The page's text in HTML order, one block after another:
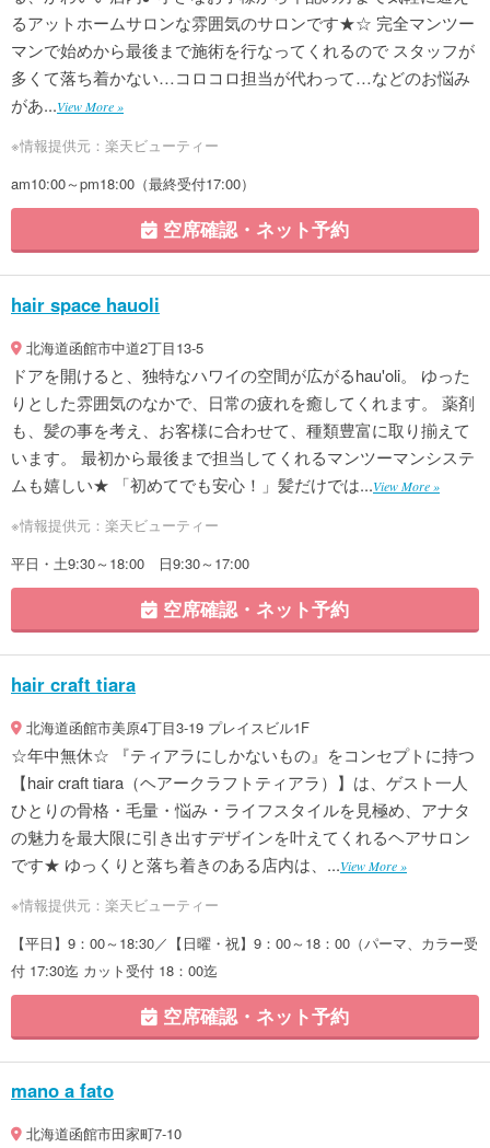
るアットホームサロンな雰囲気のサロンです★☆ 完全マンツー
マンで始めから最後まで施術を行なってくれるので スタッフが
多くて落ち着かない…コロコロ担当が代わって…などのお悩み
があ...View More »
※情報提供元：楽天ビューティー
am10:00～pm18:00（最終受付17:00）
空席確認・ネット予約
hair space hauoli
北海道函館市中道2丁目13-5
ドアを開けると、独特なハワイの空間が広がるhau'oli。 ゆった
りとした雰囲気のなかで、日常の疲れを癒してくれます。 薬剤
も、髪の事を考え、お客様に合わせて、種類豊富に取り揃えて
います。 最初から最後まで担当してくれるマンツーマンシステ
ムも嬉しい★ 「初めてでも安心！」髪だけでは...View More »
※情報提供元：楽天ビューティー
平日・土9:30～18:00 日9:30～17:00
空席確認・ネット予約
hair craft tiara
北海道函館市美原4丁目3-19 プレイスビル1F
☆年中無休☆ 『ティアラにしかないもの』をコンセプトに持つ
【hair craft tiara（ヘアークラフトティアラ）】は、ゲスト一人
ひとりの骨格・毛量・悩み・ライフスタイルを見極め、アナタ
の魅力を最大限に引き出すデザインを叶えてくれるヘアサロン
です★ ゆっくりと落ち着きのある店内は、...View More »
※情報提供元：楽天ビューティー
【平日】9：00～18:30／【日曜・祝】9：00～18：00（パーマ、カラー受
付 17:30迄 カット受付 18：00迄
空席確認・ネット予約
mano a fato
北海道函館市田家町7-10